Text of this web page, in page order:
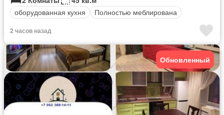
оборудованная кухня
Полностью меблирована
2 часов назад
Обновленный